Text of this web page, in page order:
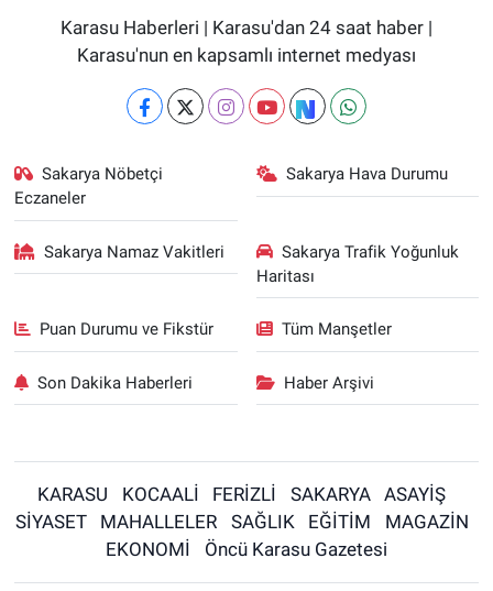
Karasu Haberleri | Karasu'dan 24 saat haber |
Karasu'nun en kapsamlı internet medyası
Sakarya Nöbetçi
Eczaneler
Sakarya Hava Durumu
Sakarya Namaz Vakitleri
Sakarya Trafik Yoğunluk
Haritası
Puan Durumu ve Fikstür Tüm Manşetler
Son Dakika Haberleri Haber Arşivi
KARASU KOCAALİ FERİZLİ SAKARYA
ASAYİŞ
SİYASET
MAHALLELER SAĞLIK EĞİTİM
MAGAZİN
EKONOMİ
Öncü Karasu Gazetesi